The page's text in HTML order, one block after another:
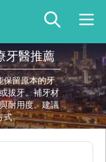
牙醫推薦
保留原本的牙
拔牙。補牙材
耐用度。建議
式。